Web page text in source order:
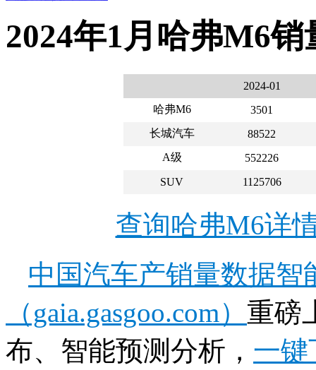
2024年1月哈弗M6销
2024-01
哈弗M6
3501
长城汽车
88522
A级
552226
SUV
1125706
查询哈弗M6详
中国汽车产销量数据
（gaia.gasgoo.com） 重磅
布、智能预测分析， 一键